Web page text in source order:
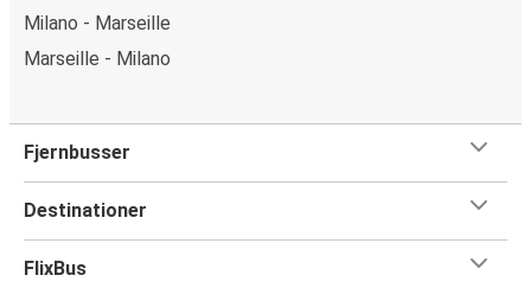
Milano - Marseille
Marseille - Milano
Fjernbusser
Destinationer
FlixBus